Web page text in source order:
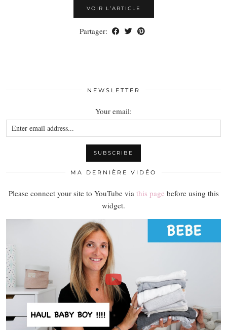
VOIR L’ARTICLE
Partager:
NEWSLETTER
Your email:
MA DERNIÈRE VIDÉO
Please connect your site to YouTube via this page before using this
widget.